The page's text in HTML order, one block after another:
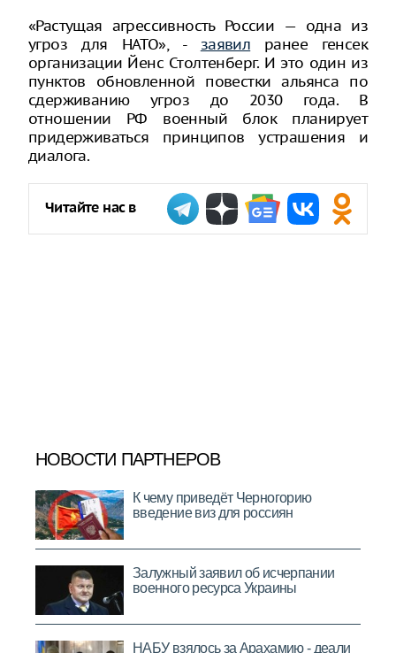
«Растущая агрессивность России — одна из
угроз для НАТО», - заявил ранее генсек
организации Йенс Столтенберг. И это один из
пунктов обновленной повестки альянса по
сдерживанию угроз до 2030 года. В
отношении РФ военный блок планирует
придерживаться принципов устрашения и
диалога.
Читайте нас в